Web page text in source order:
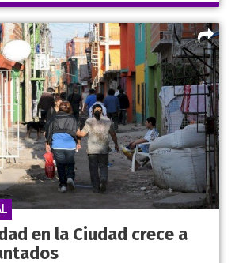
en la Ciudad crece a